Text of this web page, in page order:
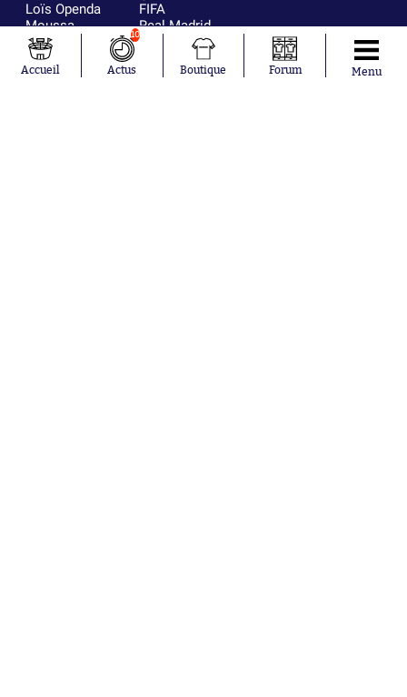
Loïs Openda
Moussa
Niakhaté
Nicolás
Tagliafico
FIFA
Real Madrid
RC Strasbourg
France
Accueil
10
Actus Boutique Forum Menu